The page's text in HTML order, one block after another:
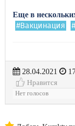
Еще в
#Вакцинация
28.04.2021
Нравится
Нет голосов